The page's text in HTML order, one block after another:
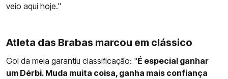
veio aqui hoje."
Atleta das Brabas marcou em clássico
Gol da meia garantiu classificação: "É especial ganhar
um Dérbi. Muda muita coisa, ganha mais confiança